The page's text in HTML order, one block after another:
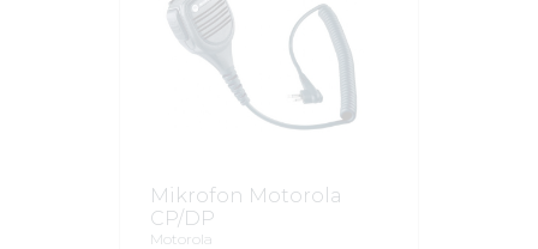
Mikrofon Motorola
CP/DP
Motorola